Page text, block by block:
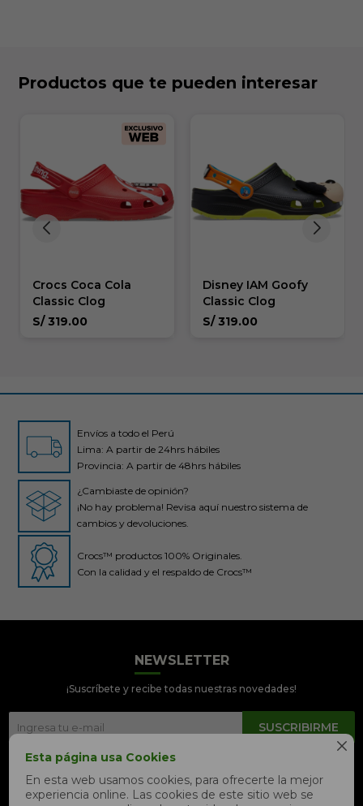

Esta página usa Cookies
En esta web usamos cookies, para ofrecerte la mejor
experiencia online. Las cookies de este sitio web se
Crocs Perú
● En línea
📦 Quiero saber sobre mi pedido
Productos que te pueden interesar
Crocs Coca Cola
Classic Clog
S/ 319.00
Disney IAM Goofy
Classic Clog
S/ 319.00
Envíos a todo el Perú
Lima: A partir de 24hrs hábiles
Provincia: A partir de 48hrs hábiles
¿Cambiaste de opinión?
¡No hay problema! Revisa aquí nuestro sistema de
cambios y devoluciones.
Crocs™ productos 100% Originales.
Con la calidad y el respaldo de Crocs™
NEWSLETTER
¡Suscríbete y recibe todas nuestras novedades!
SUSCRIBIRME
